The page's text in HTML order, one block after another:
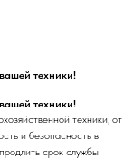
техники!
техники!
техники, от
и безопасность в
срок службы